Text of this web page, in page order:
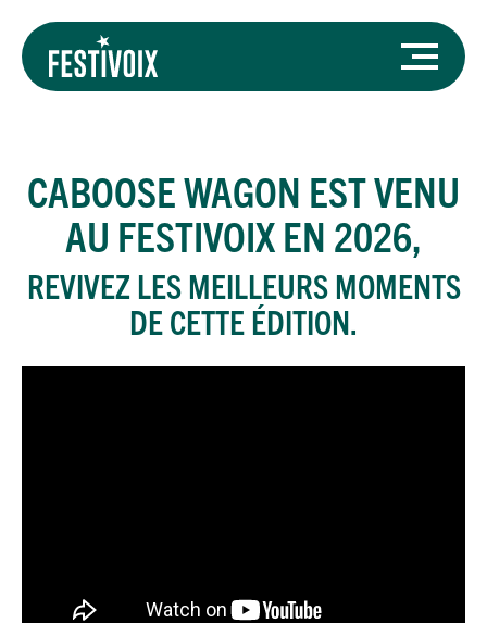
CABOOSE WAGON EST VENU
AU FESTIVOIX EN 2026,
REVIVEZ LES MEILLEURS MOMENTS
DE CETTE ÉDITION.